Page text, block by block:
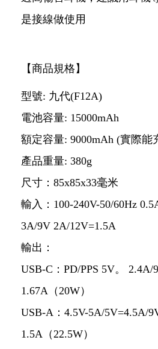
是接線做使用
【商品規格】
型號: 九代(F12A)
電池容量: 15000mAh
額定容量: 9000mAh (實際能
產品重量: 380g
尺寸：85x85x33毫米
輸入：100-240V-50/60Hz
3A/9V 2A/12V=1.5A
輸出：
USB-C：PD/PPS 5V。 2.4A/
1.67A（20W）
USB-A：4.5V-5A/5V=4.5A/
1.5A（22.5W）